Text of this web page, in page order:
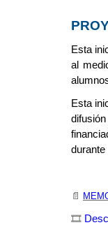
de
a
la
Esta
al
Esta
📄
🎞